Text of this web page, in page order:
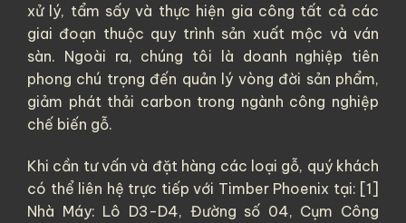
xử lý, tẩm sấy và thực hiện gia công tất cả các
giai đoạn thuộc quy trình sản xuất mộc và ván
sàn. Ngoài ra, chúng tôi là doanh nghiệp tiên
phong chú trọng đến quản lý vòng đời sản phẩm,
giảm phát thải carbon trong ngành công nghiệp
chế biến gỗ.
Khi cần tư vấn và đặt hàng các loại gỗ, quý khách
có thể liên hệ trực tiếp với Timber Phoenix tại: [1]
Nhà Máy: Lô D3-D4, Đường số 04, Cụm Công